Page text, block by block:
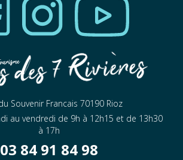
Souvenir Francais 70190 Rioz
au vendredi de 9h à 12h15 et de 13h30
à 17h
03 84 91 84 98